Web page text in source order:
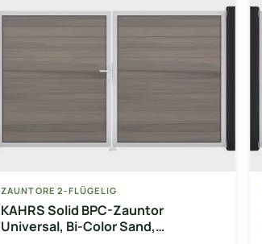
ZAUNTORE 2-FLÜGELIG
KAHRS Solid BPC-Zauntor
Universal, Bi-Color Sand,